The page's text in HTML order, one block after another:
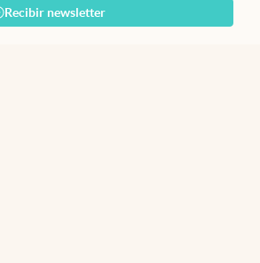
Recibir newsletter